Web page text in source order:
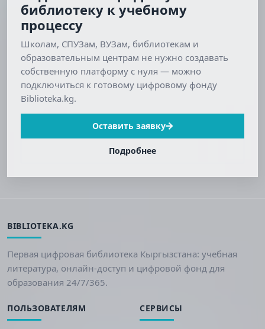
библиотеку к учебному
процессу
Школам, СПУЗам, ВУЗам, библиотекам и
образовательным центрам не нужно создавать
собственную платформу с нуля — можно
подключиться к готовому цифровому фонду
Biblioteka.kg.
Оставить заявку
Подробнее
BIBLIOTEKA.KG
Первая цифровая библиотека Кыргызстана: учебная
литература, онлайн-доступ и цифровой фонд для
образования 24/7/365.
ПОЛЬЗОВАТЕЛЯМ СЕРВИСЫ